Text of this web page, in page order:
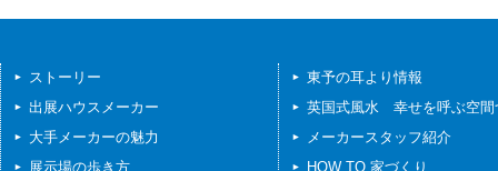
ストーリー
出展ハウスメーカー
大手メーカーの魅力
展示場の歩き方
東予の耳より情報
英国式風水 幸せを呼ぶ空間
メーカースタッフ紹介
HOW TO 家づくり